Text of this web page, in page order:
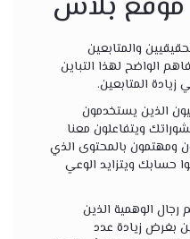
والمتابعين
الواضح لهذا التباين
المتابعين.
الذين يستخدمون
ويتفاعلون معنا
ومهتمون بالمحتوى الذي
حسابك ويتزايد الوعي
رجال الوهمية الذين
بغرض زيادة عدد